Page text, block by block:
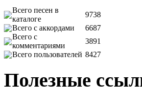
Всего песен в
каталоге
9738
Всего с аккордами
6687
Всего с
комментариями
3891
Всего пользователей 8427
Полезные